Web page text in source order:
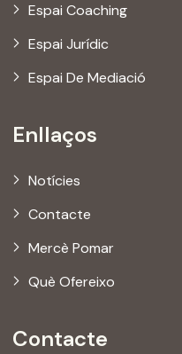
Espai Coaching
Espai Jurídic
Espai De Mediació
Enllaços
Notícies
Contacte
Mercè Pomar
Què Ofereixo
Contacte